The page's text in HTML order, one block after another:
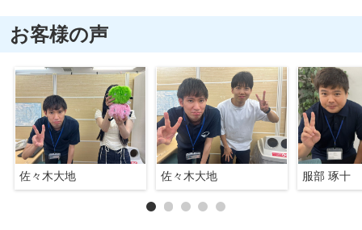
お客様の声
佐々木大地 佐々木大地 服部 琢十